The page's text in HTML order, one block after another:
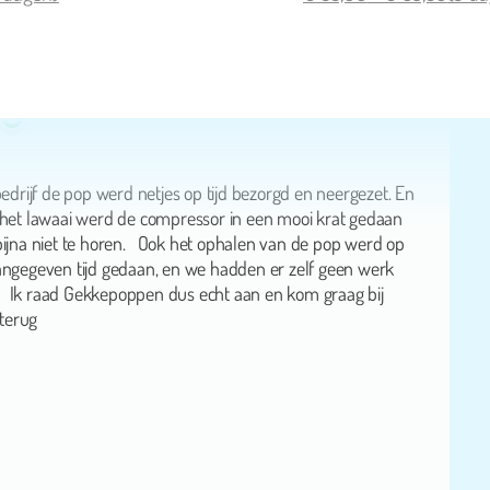
lawaai werd de compressor in een mooi krat gedaan
niet te horen. Ook het ophalen van de pop werd op
tijd gedaan, en we hadden er zelf geen werk
raad Gekkepoppen dus echt aan en kom graag bij